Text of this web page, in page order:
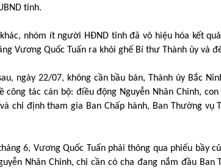
tỉnh.
nhóm ít người HĐND tỉnh đã vô hiệu hóa kết
Vương Quốc Tuấn ra khỏi ghế Bí thư Thành ủy và
ngày 22/07, không cần bầu bán, Thành ủy Bắc
công tác cán bộ: điều động Nguyễn Nhân Chinh,
chỉ định tham gia Ban Chấp hành, Ban Thường
6, Vương Quốc Tuấn phải thông qua phiếu bầy
Nhân Chinh, chỉ cần có cha đang nắm đầu